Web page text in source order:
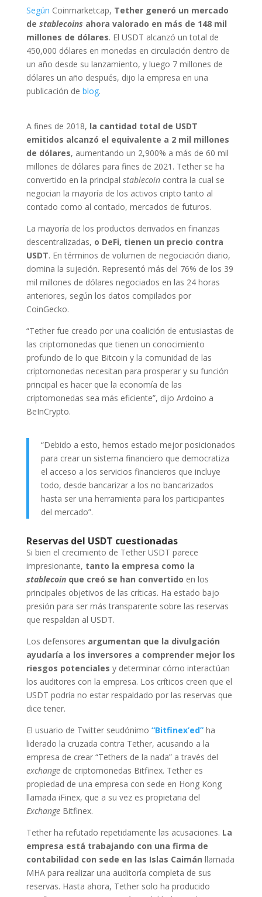
Según Coinmarketcap, Tether generó un mercado
de stablecoins ahora valorado en más de 148 mil
millones de dólares. El USDT alcanzó un total de
450,000 dólares en monedas en circulación dentro de
un año desde su lanzamiento, y luego 7 millones de
dólares un año después, dijo la empresa en una
publicación de blog.
A fines de 2018, la cantidad total de USDT
emitidos alcanzó el equivalente a 2 mil millones
de dólares, aumentando un 2,900% a más de 60 mil
millones de dólares para fines de 2021. Tether se ha
convertido en la principal stablecoincontra la cual se
negocian la mayoría de los activos cripto tanto al
contado como al contado, mercados de futuros.
La mayoría de los productos derivados en finanzas
descentralizadas, o DeFi, tienen un precio contra
USDT. En términos de volumen de negociación diario,
domina la sujeción. Representó más del 76% de los 39
mil millones de dólares negociados en las 24 horas
anteriores, según los datos compilados por
CoinGecko.
“Tether fue creado por una coalición de entusiastas de
las criptomonedas que tienen un conocimiento
profundo de lo que Bitcoin y la comunidad de las
criptomonedas necesitan para prosperar y su función
principal es hacer que la economía de las
criptomonedas sea más eficiente”, dijo Ardoino a
BeInCrypto.
“Debido a esto, hemos estado mejor posicionados
para crear un sistema financiero que democratiza
el acceso a los servicios financieros que incluye
todo, desde bancarizar a los no bancarizados
hasta ser una herramienta para los participantes
del mercado”.
Reservas del USDT cuestionadas
Si bien el crecimiento de Tether USDT parece
impresionante, tanto la empresa como la
stablecoinque creó se han convertido en los
principales objetivos de las críticas. Ha estado bajo
presión para ser más transparente sobre las reservas
que respaldan al USDT.
Los defensores argumentan que la divulgación
ayudaría a los inversores a comprender mejor los
riesgos potenciales y determinar cómo interactúan
los auditores con la empresa. Los críticos creen que el
USDT podría no estar respaldado por las reservas que
dice tener.
El usuario de Twitter seudónimo “Bitfinex’ed”ha
liderado la cruzada contra Tether, acusando a la
empresa de crear “Tethers de la nada” a través del
exchangede criptomonedas Bitfinex. Tether es
propiedad de una empresa con sede en Hong Kong
llamada iFinex, que a su vez es propietaria del
ExchangeBitfinex.
Tether ha refutado repetidamente las acusaciones. La
empresa está trabajando con una firma de
contabilidad con sede en las Islas Caimán llamada
MHA para realizar una auditoría completa de sus
reservas. Hasta ahora, Tether solo ha producido